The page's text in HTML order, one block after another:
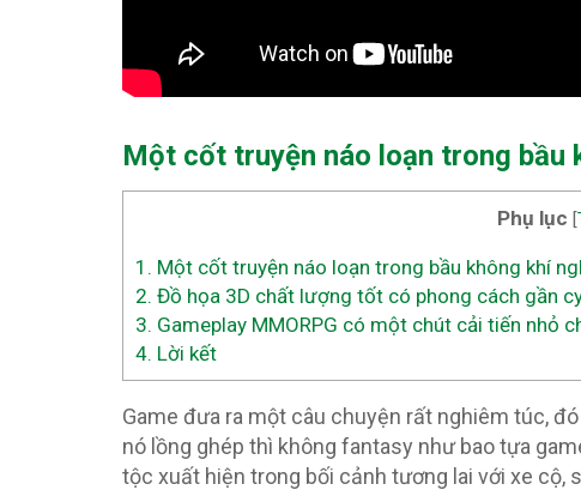
Một cốt truyện náo loạn trong bầu
Phụ lục [
1. Một cốt truyện náo loạn trong bầu không khí
2. Đồ họa 3D chất lượng tốt có phong cách gần
3. Gameplay MMORPG có một chút cải tiến nhỏ
4. Lời kết
Game đưa ra một câu chuyện rất nghiêm túc,
nó lồng ghép thì không fantasy như bao tựa
tộc xuất hiện trong bối cảnh tương lai với xe cộ,